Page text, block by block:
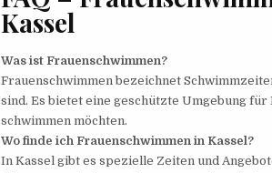
Kassel
Was ist Frauenschwimmen?
Frauenschwimmen bezeichnet
sind. Es bietet eine geschützte Umgebung
schwimmen möchten.
Wo finde ich Frauenschwimmen in Kassel?
In Kassel gibt es spezielle Zeiten und